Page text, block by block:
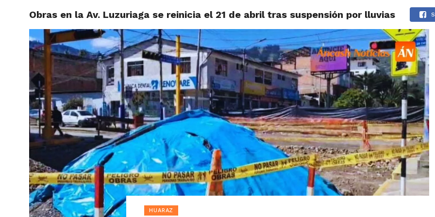
ACTUALIDAD HUARAZ ÁNCASH TÚ ELIGES 2026 POLICIALES
Obras en la Av. Luzuriaga se reinicia el 21 de abril tras suspensión por lluvias
HUARAZ